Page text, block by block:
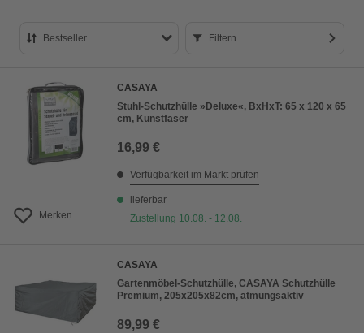
Bestseller
Preis aufsteigend
Preis absteigend
Bewertung
Filtern
Merken
CASAYA
Stuhl-Schutzhülle »Deluxe«, BxHxT: 65 x 120 x 65
cm, Kunstfaser
16,99 €
Verfügbarkeit im Markt prüfen
lieferbar
Zustellung 10.08. - 12.08.
CASAYA
Gartenmöbel-Schutzhülle, CASAYA Schutzhülle
Premium, 205x205x82cm, atmungsaktiv
89,99 €